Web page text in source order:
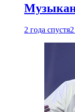
2 года спустя